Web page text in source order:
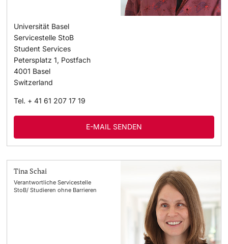
Universität Basel
Servicestelle StoB
Student Services
Petersplatz 1, Postfach
4001 Basel
Switzerland
Tel. + 41 61 207 17 19
E-MAIL SENDEN
Tina Schai
Verantwortliche Servicestelle
StoB/ Studieren ohne Barrieren